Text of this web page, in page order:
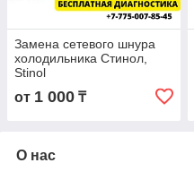
Замена сетевого шнура
холодильника Стинол,
Stinol
от 1 000 ₸
О нас